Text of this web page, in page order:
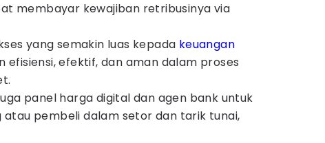
membayar kewajiban retribusinya via
yang semakin luas kepada keuangan
efisiensi, efektif, dan aman dalam proses
panel harga digital dan agen bank untuk
pembeli dalam setor dan tarik tunai,